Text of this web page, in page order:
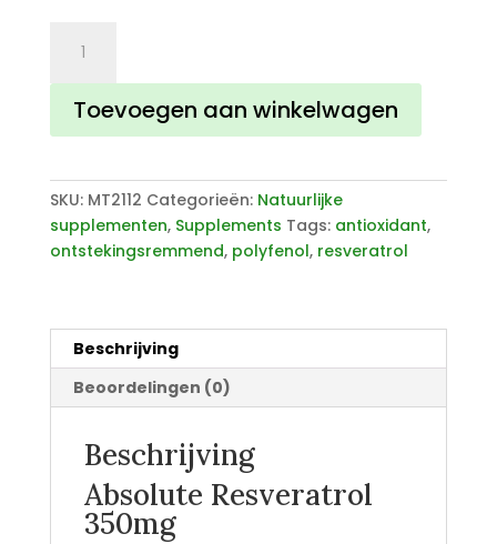
Resveratrol
350mg
aantal
Toevoegen aan winkelwagen
SKU: MT2112 Categorieën: Natuurlijke
supplementen, Supplements Tags: antioxidant,
ontstekingsremmend, polyfenol, resveratrol
Beschrijving
Beoordelingen (0)
Beschrijving
Absolute Resveratrol
350mg